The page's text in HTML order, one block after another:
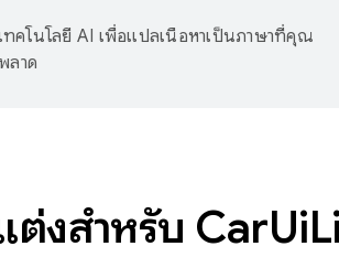
คโนโลยี AI เพื่อแปลเนื้อหาเป็นภาษาที่คุณ
ลาด
ต่งสำหรับ CarUi